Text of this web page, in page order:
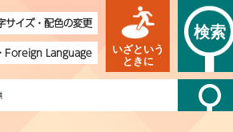
サイズ・配色の変更
Foreign Language
いざという
ときに
検索